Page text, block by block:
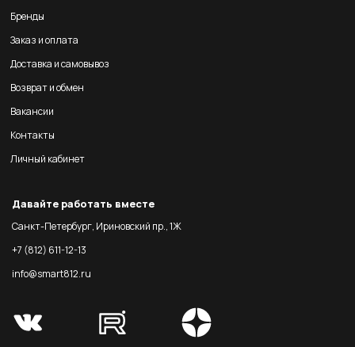
Бренды
Заказ и оплата
Доставка и самовывоз
Возврат и обмен
Вакансии
Контакты
Личный кабинет
Давайте работать вместе
Санкт-Петербург, Ириновский пр., 1Ж
+7 (812) 611-12-13
info@smart812.ru